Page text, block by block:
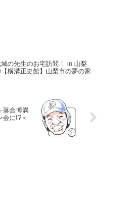
城の先生のお宅訪問！ in 山梨
横溝正史館】山梨市の夢の家
落合博満
会に!?＜